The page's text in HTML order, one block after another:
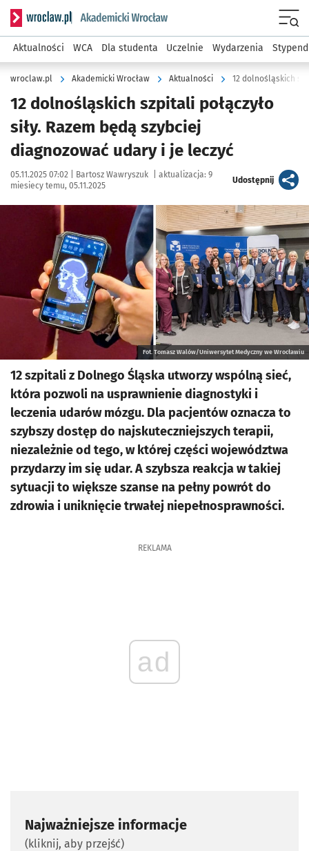
Serwis informacyjny wroclaw.pl podserwis: Akademicki
Aktualności WCA Dla studenta Uczelnie Wydarzenia
wroclaw.pl Akademicki Wrocław Aktualności 12 dolnośląskich
12 dolnośląskich szpitali połączyło
siły. Razem będą szybciej
diagnozować udary i je leczyć
Data publikacji:
05.11.2025 07:02 | Autor:
Bartosz Wawryszuk aktualizacja: 9
miesiecy temu, 05.11.2025
Udostępnijartykuł
Kliknij, aby powiększyć
Fot. Tomasz Walów/Uniwersytet Medyczny we Wrocławiu
12 szpitali z Dolnego Śląska utworzy wspólną sieć,
która pozwoli na usprawnienie diagnostyki i
leczenia udarów mózgu. Dla pacjentów oznacza to
szybszy dostęp do najskuteczniejszych terapii,
niezależnie od tego, w której części województwa
przydarzy im się udar. A szybsza reakcja w takiej
sytuacji to większe szanse na pełny powrót do
zdrowia i uniknięcie trwałej niepełnosprawności.
REKLAMA
ad
Najważniejsze informacje
(kliknij, aby przejść)